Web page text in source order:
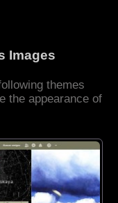
Images
themes
the appearance of